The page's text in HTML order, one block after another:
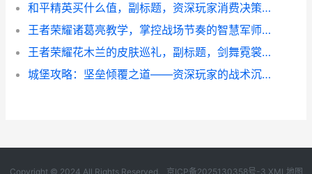
和平精英买什么值，副标题，资深玩家消费决策全面解析
王者荣耀诸葛亮教学，掌控战场节奏的智慧军师副标题，运筹帷幄决胜千里
王者荣耀花木兰的皮肤巡礼，副标题，剑舞霓裳背后的匠心独运
城堡攻略：坚垒倾覆之道——资深玩家的战术沉思录
Copyright © 2024 All Rights Reserved. 京ICP备2025130358号-3 XML地图